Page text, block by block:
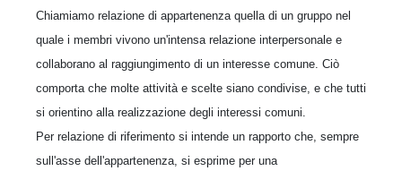
Chiamiamo relazione di appartenenza quella di un gruppo nel
quale i membri vivono un'intensa relazione interpersonale e
collaborano al raggiungimento di un interesse comune. Ciò
comporta che molte attività e scelte siano condivise, e che tutti
si orientino alla realizzazione degli interessi comuni.
Per relazione di riferimento si intende un rapporto che, sempre
sull'asse dell'appartenenza, si esprime per una